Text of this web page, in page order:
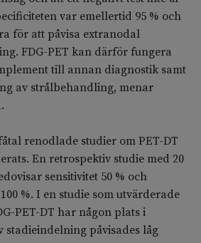
var emellertid 95 % och
för att påvisa extranodal
FDG-PET kan därför fungera
till annan diagnostik samt
av strålbehandling, menar
renodlade studier om PET-DT
En retrospektiv studie med 20
sensitivitet 50 % och
%. I en studie som utvärderade
PET-DT har någon plats i
stadieindelning påvisades låg